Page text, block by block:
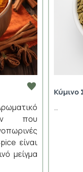
που
είναι
μείγμα
Κύμινο
..